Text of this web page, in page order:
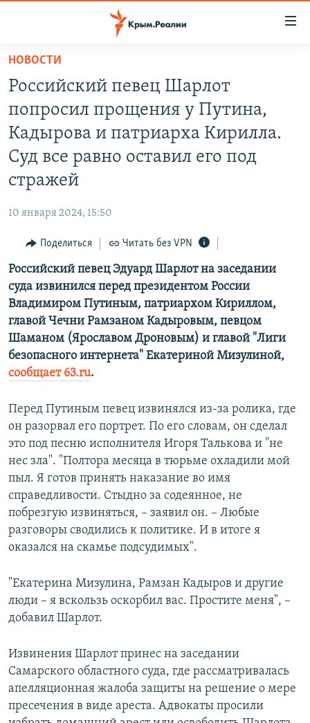
Вернуться
основному
содержанию
Вернутся
главной
навигации
Вернутся
11 ЛЕТ ОККУПАЦИИ КРЫМА. 11 ИСТОРИЙ СОПРОТИВЛЕНИЯ
ВОДА
ИСТОРИЯ
ЕЩЕ
ТЕЛЕПРОЕКТ КРЫМ.РЕАЛИИ
СОВЕТЫ ПРАВОЗАЩИТНИКОВ
ПРОПАВШИЕ БЕЗ ВЕСТИ
ПОБЕДИТЕЛЕЙ НЕ СУДЯТ?
КРЫМ.НЕПОКОРЕННЫЙ
ELIFBE
КАК ОБОЙТИ БЛОКИРОВКУ
Qırımtatar
ПРИСОЕДИНЯЙТЕСЬ!
Все сайты RFE/RL
НОВОСТИ
Российский певец Шарлот
попросил прощения у Путина,
Кадырова и патриарха Кирилла.
Суд все равно оставил его под
стражей
10 января 2024, 15:50
Поделиться Читать без VPN
Российский певец Эдуард Шарлот на заседании
суда извинился перед президентом России
Владимиром Путиным, патриархом Кириллом,
главой Чечни Рамзаном Кадыровым, певцом
Шаманом (Ярославом Дроновым) и главой "Лиги
безопасного интернета" Екатериной Мизулиной,
сообщает 63.ru.
Перед Путиным певец извинялся из-за ролика, где
он разорвал его портрет. По его словам, он сделал
это под песню исполнителя Игоря Талькова и "не
нес зла". "Полтора месяца в тюрьме охладили мой
пыл. Я готов принять наказание во имя
справедливости. Стыдно за содеянное, не
побрезгую извиняться, – заявил он. – Любые
разговоры сводились к политике. И в итоге я
оказался на скамье подсудимых".
"Екатерина Мизулина, Рамзан Кадыров и другие
люди – я вскользь оскорбил вас. Простите меня", –
добавил Шарлот.
Извинения Шарлот принес на заседании
Самарского областного суда, где рассматривалась
апелляционная жалоба защиты на решение о мере
пресечения в виде ареста. Адвокаты просили